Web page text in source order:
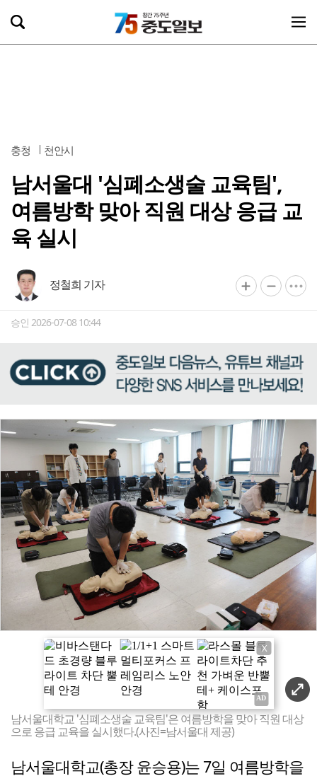
충청 천안시
남서울대 '심폐소생술 교육팀',
여름방학 맞아 직원 대상 응급 교
육 실시
정철희 기자
승인 2026-07-08 10:44
X
남서울대학교 '심폐소생술 교육팀'은 여름방학을 맞아 직원 대상
으로 응급 교육을 실시했다.(사진=남서울대 제공)
남서울대학교(총장 윤승용)는 7일 여름방학을